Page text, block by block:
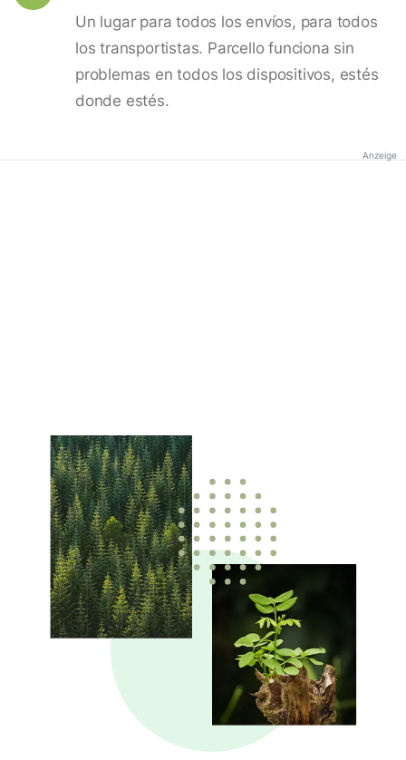
Un lugar para todos los envíos, para todos
los transportistas. Parcello funciona sin
problemas en todos los dispositivos, estés
donde estés.
Anzeige